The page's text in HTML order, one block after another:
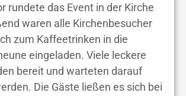
rundete das Event in der Kirche
waren alle Kirchenbesucher
zum Kaffeetrinken in die
eingeladen. Viele leckere
bereit und warteten darauf
Die Gäste ließen es sich bei